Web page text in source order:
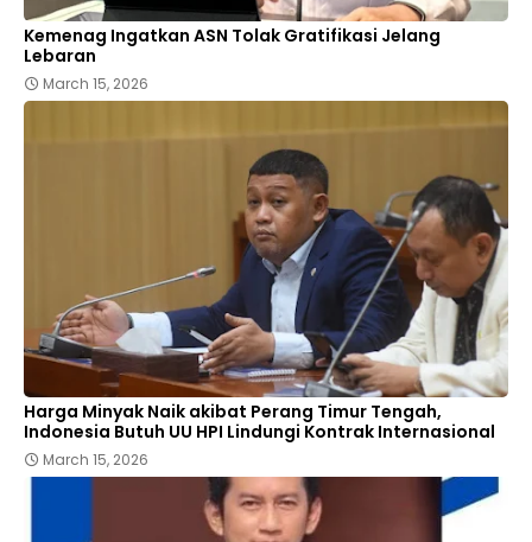
Kemenag Ingatkan ASN Tolak Gratifikasi Jelang
Lebaran
March 15, 2026
Harga Minyak Naik akibat Perang Timur Tengah,
Indonesia Butuh UU HPI Lindungi Kontrak Internasional
March 15, 2026